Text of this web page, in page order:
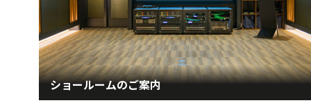
ショールームのご案内